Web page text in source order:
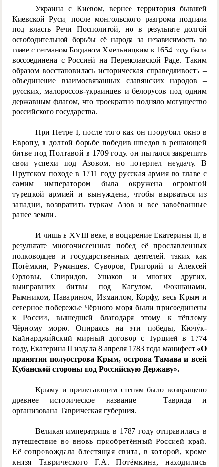
Украина с Киевом, вернее территория бывшей
Киевской Руси, после монгольского разгрома подпала
под власть Речи Посполитой, но в результате долгой
освободительной борьбы её народа за независимость во
главе с гетманом Богданом Хмельницким в 1654 году была
воссоединена с Россией на Переяславской Раде. Таким
образом восстановилась историческая справедливость –
объединение взаимосвязанных славянских народов –
русских, малороссов-украинцев и белорусов под одним
державным флагом, что троекратно подняло могущество
российского государства.
При Петре I, после того как он прорубил окно в
Европу, в долгой борьбе победив шведов в решающей
битве под Полтавой в 1709 году, он пытался закрепить
свои успехи под Азовом, но потерпел неудачу. В
Прутском походе в 1711 году русская армия во главе с
самим императором была окружена огромной
турецкой армией и вынуждена, чтобы вырваться из
западни, возвратить туркам Азов и все завоёванные
ранее земли.
И лишь в XVIII веке, в воцарение Екатерины II, в
результате многочисленных побед её прославленных
полководцев и государственных деятелей, таких как
Потёмкин, Румянцев, Суворов, Григорий и Алексей
Орловы, Спиридов, Ушаков и многих других,
выигравших битвы под Кагулом, Фокшанами,
Рымником, Наварином, Измаилом, Корфу, весь Крым и
северное побережье Чёрного моря были присоединены
к России, вышедшей благодаря этому к тёплому
Чёрному морю. Опираясь на эти победы, Кючу́к-
Кайнарджи́йский мирный договор с Турцией в 1774
году, Екатерина II издала 8 апреля 1783 года манифест «О
принятии полуострова Крым, острова Тамана и всей
Кубанской стороны под Российскую Державу».
Крыму и прилегающим степям было возвращено
древнее историческое название – Таврида и
организована Таврическая губерния.
Великая императрица в 1787 году отправилась в
путешествие во вновь приобретённый Россией край.
Её сопровождала блестящая свита, в которой, кроме
князя Таврического Г.А. Потёмкина, находились